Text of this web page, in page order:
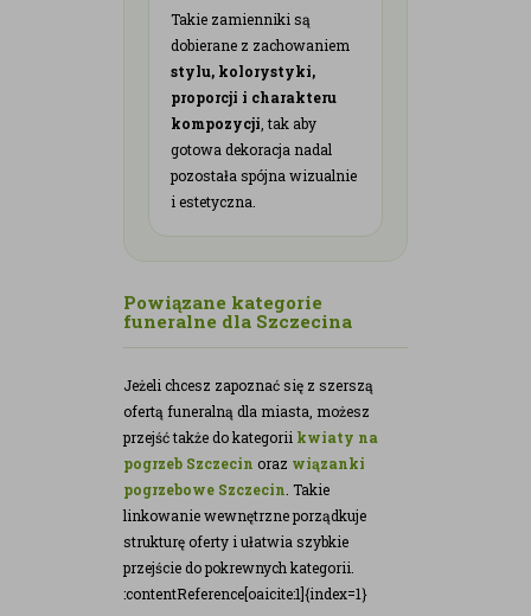
Takie zamienniki są
dobierane z zachowaniem
stylu, kolorystyki,
proporcji i charakteru
kompozycji , tak aby
gotowa dekoracja nadal
pozostała spójna wizualnie
i estetyczna.
Powiązane kategorie
funeralne dla Szczecina
Jeżeli chcesz zapoznać się z szerszą
ofertą funeralną dla miasta, możesz
przejść także do kategorii kwiaty na
pogrzeb Szczecin oraz wiązanki
pogrzebowe Szczecin . Takie
linkowanie wewnętrzne porządkuje
strukturę oferty i ułatwia szybkie
przejście do pokrewnych kategorii.
:contentReference[oaicite:1]{index=1}